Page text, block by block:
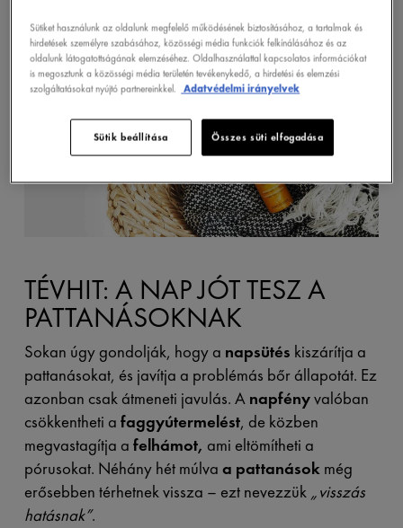
TÉVHIT: A NAP JÓT TESZ A
PATTANÁSOKNAK
Sokan úgy gondolják, hogy a napsütés kiszárítja a
pattanásokat, és javítja a problémás bőr állapotát. Ez
azonban csak átmeneti javulás. A napfényvalóban
csökkentheti a faggyútermelést, de közben
megvastagítja a felhámot, ami eltömítheti a
pórusokat. Néhány hét múlva a pattanásokmég
erősebben térhetnek vissza – ezt nevezzük „visszás
hatásnak”.
Sütiket használunk az oldalunk megfelelő működésének biztosításához, a tartalmak és
hirdetések személyre szabásához, közösségi média funkciók felkínálásához és az
oldalunk látogatottságának elemzéséhez. Oldalhasználattal kapcsolatos információkat
is megosztunk a közösségi média területén tevékenykedő, a hirdetési és elemzési
szolgáltatásokat nyújtó partnereinkkel.
Adatvédelmi irányelvek
Sütik beállítása Összes süti elfogadása